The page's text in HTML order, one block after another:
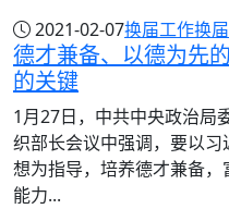
2021-02-07换届工作换
德才兼备、以德为先
的关键
1月27日，中共中央政治局
织部长会议中强调，要以
想为指导，培养德才兼备
能力...